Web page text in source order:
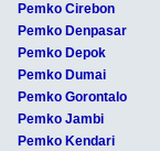
Pemko Cirebon
Pemko Denpasar
Pemko Depok
Pemko Dumai
Pemko Gorontalo
Pemko Jambi
Pemko Kendari